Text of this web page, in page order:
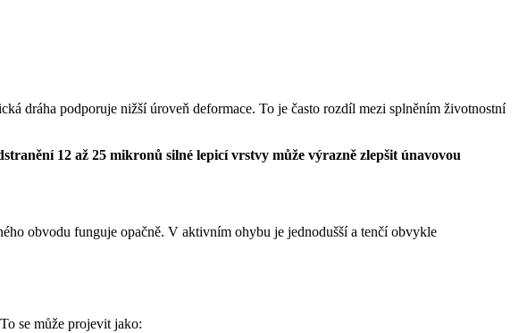
dráha podporuje nižší úroveň deformace. To je často rozdíl mezi splněním životnostní
12 až 25 mikronů silné lepicí vrstvy může výrazně zlepšit únavovou
obvodu funguje opačně. V aktivním ohybu je jednodušší a tenčí obvykle
se může projevit jako: